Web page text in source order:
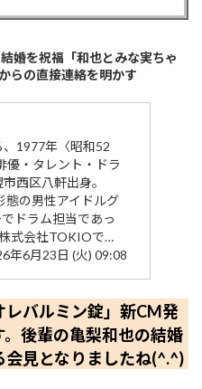
婚を祝福「和也とみな実ちゃ
らの直接連絡を明かす
、1977年〈昭和52
優・タレント・ドラ
西区八軒出身。
態の男性アイドルグ
ドラム担当であっ
式会社TOKIOで…
年6月23日 (火) 09:08
バルミン錠」新CM発
後輩の亀梨和也の結婚
見となりましたね(^.^)